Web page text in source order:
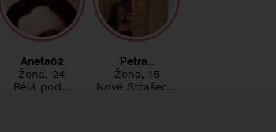
Aneta02
Žena, 24
Bělá pod…
Petra…
Žena, 15
Nové Strašec…